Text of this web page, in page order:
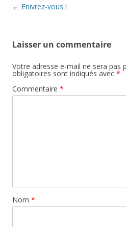
Navigation
← Enivrez-vous !
Laisser un commentaire
Votre adresse e-mail ne sera pas
obligatoires sont indiqués avec *
Commentaire *
Nom *